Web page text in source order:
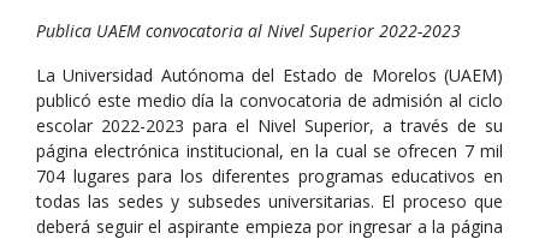
Publica UAEM convocatoria al Nivel Superior 2022-2023
La Universidad Autónoma del Estado de Morelos (UAEM)
publicó este medio día la convocatoria de admisión al ciclo
escolar 2022-2023 para el Nivel Superior, a través de su
página electrónica institucional, en la cual se ofrecen 7 mil
704 lugares para los diferentes programas educativos en
todas las sedes y subsedes universitarias. El proceso que
deberá seguir el aspirante empieza por ingresar a la página